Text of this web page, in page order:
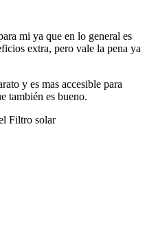
mi ya que en lo general es
extra, pero vale la pena ya
y es mas accesible para
también es bueno.
Filtro solar